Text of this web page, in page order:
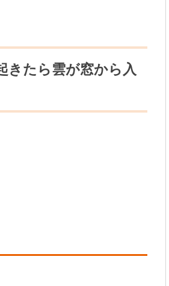
きたら雲が窓から入